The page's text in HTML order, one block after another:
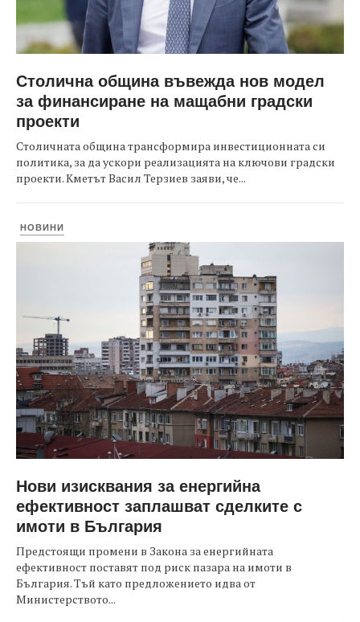
Столична община въвежда нов модел
за финансиране на мащабни градски
проекти
Столичната община трансформира инвестиционната си
политика, за да ускори реализацията на ключови градски
проекти. Кметът Васил Терзиев заяви, че...
НОВИНИ
Нови изисквания за енергийна
ефективност заплашват сделките с
имоти в България
Предстоящи промени в Закона за енергийната
ефективност поставят под риск пазара на имоти в
България. Тъй като предложението идва от
Министерството...